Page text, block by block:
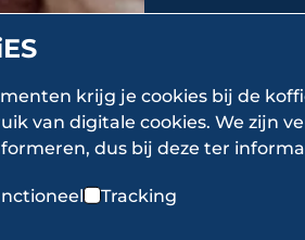
krijg je cookies bij de
van digitale cookies. We zijn
dus bij deze ter
Tracking